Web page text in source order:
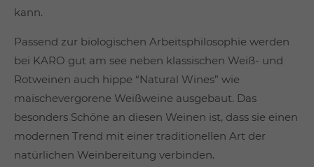
kann.
Passend zur biologischen Arbeitsphilosophie werden
bei KARO gut am see neben klassischen Weiß- und
Rotweinen auch hippe “Natural Wines” wie
maischevergorene Weißweine ausgebaut. Das
besonders Schöne an diesen Weinen ist, dass sie einen
modernen Trend mit einer traditionellen Art der
natürlichen Weinbereitung verbinden.